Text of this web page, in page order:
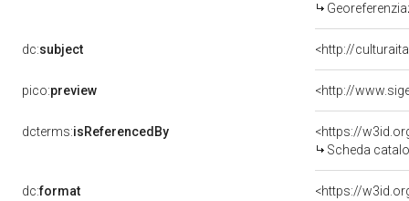
dc:subject <http://
pico:preview
dcterms:isReferencedBy
<https://
Scheda
dc:format
<https://